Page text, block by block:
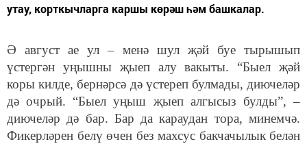
утау, корткычларга каршы көрәш һәм башкалар.
Ә август ае ул – менә шул җәй буе тырышып
үстергән уңышны җыеп алу вакыты. “Быел җәй
коры килде, бернәрсә дә үстереп булмады, диючеләр
дә очрый. “Быел уңыш җыеп алгысыз булды”, –
диючеләр дә бар. Бар да караудан тора, минемчә.
Фикерләрен белү өчен без махсус бакчачылык белән